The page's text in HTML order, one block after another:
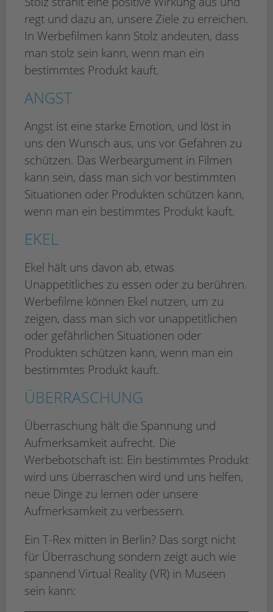
Management Platform
eRecht24
regt und dazu an, unsere Ziele zu erreichen.
In Werbefilmen kann Stolz andeuten, dass
man stolz sein kann, wenn man ein
bestimmtes Produkt kauft.
ANGST
Angst ist eine starke Emotion, und löst in
uns den Wunsch aus, uns vor Gefahren zu
schützen. Das Werbeargument in Filmen
kann sein, dass man sich vor bestimmten
Situationen oder Produkten schützen kann,
wenn man ein bestimmtes Produkt kauft.
EKEL
Ekel hält uns davon ab, etwas
Unappetitliches zu essen oder zu berühren.
Werbefilme können Ekel nutzen, um zu
zeigen, dass man sich vor unappetitlichen
oder gefährlichen Situationen oder
Produkten schützen kann, wenn man ein
bestimmtes Produkt kauft.
ÜBERRASCHUNG
Überraschung hält die Spannung und
Aufmerksamkeit aufrecht. Die
Werbebotschaft ist: Ein bestimmtes Produkt
wird uns überraschen wird und uns helfen,
neue Dinge zu lernen oder unsere
Aufmerksamkeit zu verbessern.
Ein T-Rex mitten in Berlin? Das sorgt nicht
für Überraschung sondern zeigt auch wie
spannend Virtual Reality (VR) in Museen
sein kann: